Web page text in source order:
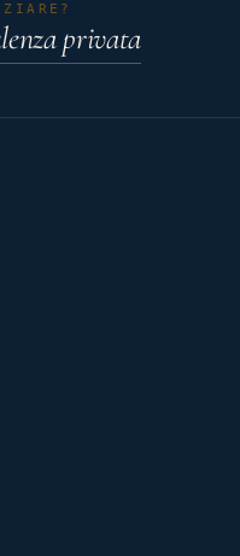
privata